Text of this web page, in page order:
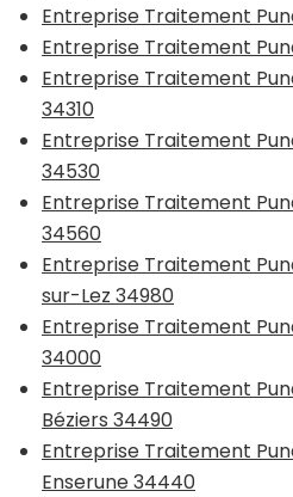
Entreprise Traitement
Entreprise Traitement
Entreprise Traitement
34310
Entreprise Traitement
34530
Entreprise Traitement
34560
Entreprise Traitement
sur-Lez 34980
Entreprise Traitement
34000
Entreprise Traitement
Béziers 34490
Entreprise Traitement
Enserune 34440